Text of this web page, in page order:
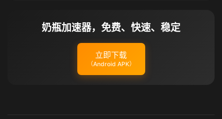
奶瓶加速器，免费、快速、稳定
立即下载
（Android APK）